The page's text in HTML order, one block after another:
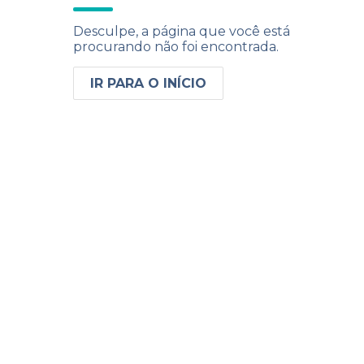
Desculpe, a página que você está
procurando não foi encontrada.
IR PARA O INÍCIO